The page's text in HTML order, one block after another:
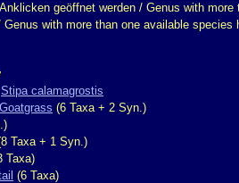
geöffnet werden / Genus with
with more than one available species
Stipa calamagrostis
(6 Taxa + 2 Syn.)
Taxa + 1 Syn.)
Taxa)
(6 Taxa)